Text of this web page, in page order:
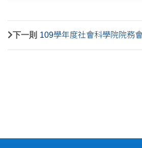
下一則 109學年度社會科學院院務